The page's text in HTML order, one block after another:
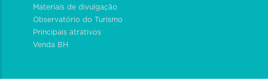
Materiais de divulgação
Observatório do Turismo
Principais atrativos
Venda BH